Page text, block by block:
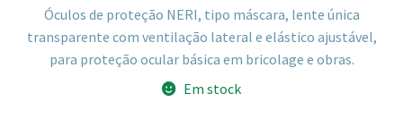
Óculos de proteção NERI, tipo máscara, lente única
transparente com ventilação lateral e elástico ajustável,
para proteção ocular básica em bricolage e obras.
Em stock